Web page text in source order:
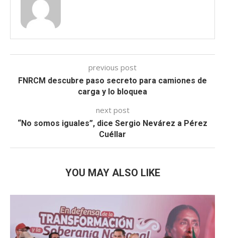
previous post
FNRCM descubre paso secreto para camiones de
carga y lo bloquea
next post
“No somos iguales”, dice Sergio Nevárez a Pérez
Cuéllar
YOU MAY ALSO LIKE